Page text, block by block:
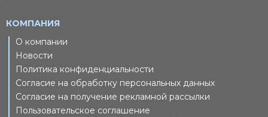
КОМПАНИЯ
О компании
Новости
Политика конфиденциальности
Согласие на обработку персональных данных
Согласие на получение рекламной рассылки
Пользовательское соглашение